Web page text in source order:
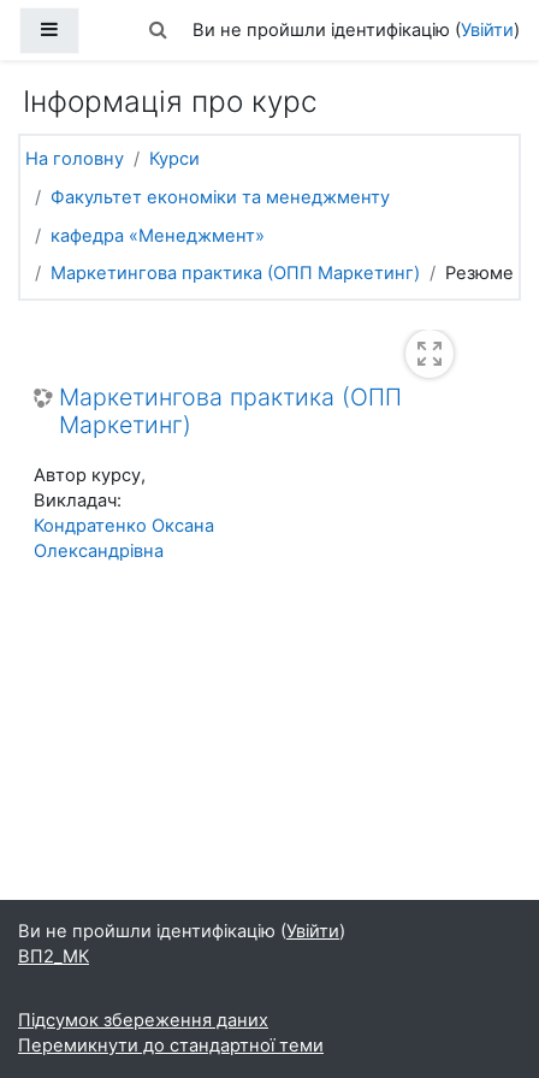
Бокова панельПереключити введення пошуку
Ви не пройшли ідентифікацію (Увійти)
Інформація про курс
На головну
Курси
Факультет економіки та менеджменту
кафедра «Менеджмент»
Маркетингова практика (ОПП Маркетинг)
Резюме
Маркетингова практика (ОПП
Маркетинг)
Автор курсу,
Викладач:
Кондратенко Оксана
Олександрівна
Ви не пройшли ідентифікацію (Увійти)
ВП2_МК
Підсумок збереження даних
Перемикнути до стандартної теми